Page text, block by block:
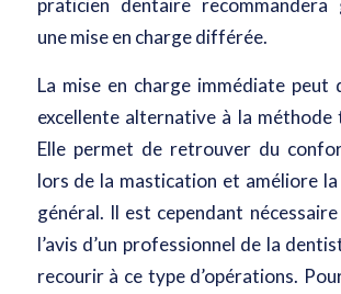
praticien dentaire recommandera
une mise en charge différée.
La mise en charge immédiate peut
excellente alternative à la méthode
Elle permet de retrouver du
lors de la mastication et améliore la
général. Il est cependant
l’avis d’un professionnel de la
recourir à ce type d’opérations.